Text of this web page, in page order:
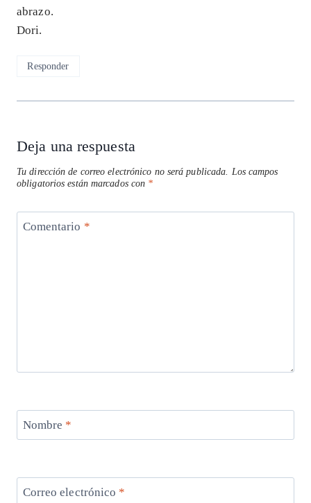
abrazo.
Dori.
Responder
Deja una respuesta
Tu dirección de correo electrónico no será publicada.
Los campos
obligatorios están marcados con *
Comentario *
Nombre *
Correo electrónico *